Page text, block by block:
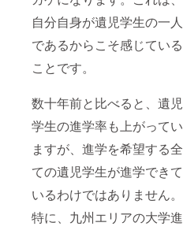
自分自身が遺児学生の一人
であるからこそ感じている
ことです。
数十年前と比べると、遺児
学生の進学率も上がってい
ますが、進学を希望する全
ての遺児学生が進学できて
いるわけではありません。
特に、九州エリアの大学進